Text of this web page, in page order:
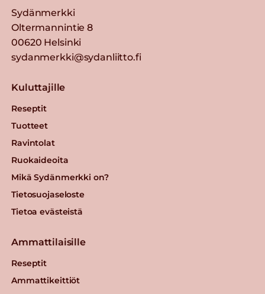
Sydänmerkki
Oltermannintie 8
00620 Helsinki
sydanmerkki@sydanliitto.fi
Kuluttajille
Reseptit
Tuotteet
Ravintolat
Ruokaideoita
Mikä Sydänmerkki on?
Tietosuojaseloste
Tietoa evästeistä
Ammattilaisille
Reseptit
Ammattikeittiöt